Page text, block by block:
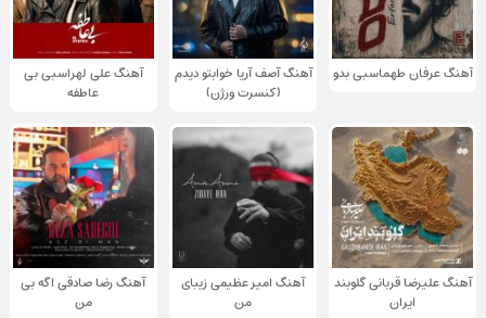
آهنگ عرفان طهماسبی بدو
آهنگ آصف آریا خوابتو دیدم
(کنسرت ورژن)
آهنگ علی لهراسبی بی
عاطفه
آهنگ علیرضا قربانی گلوبند
ایران
آهنگ امیر عظیمی زیبای
من
آهنگ رضا صادقی اگه بی
من